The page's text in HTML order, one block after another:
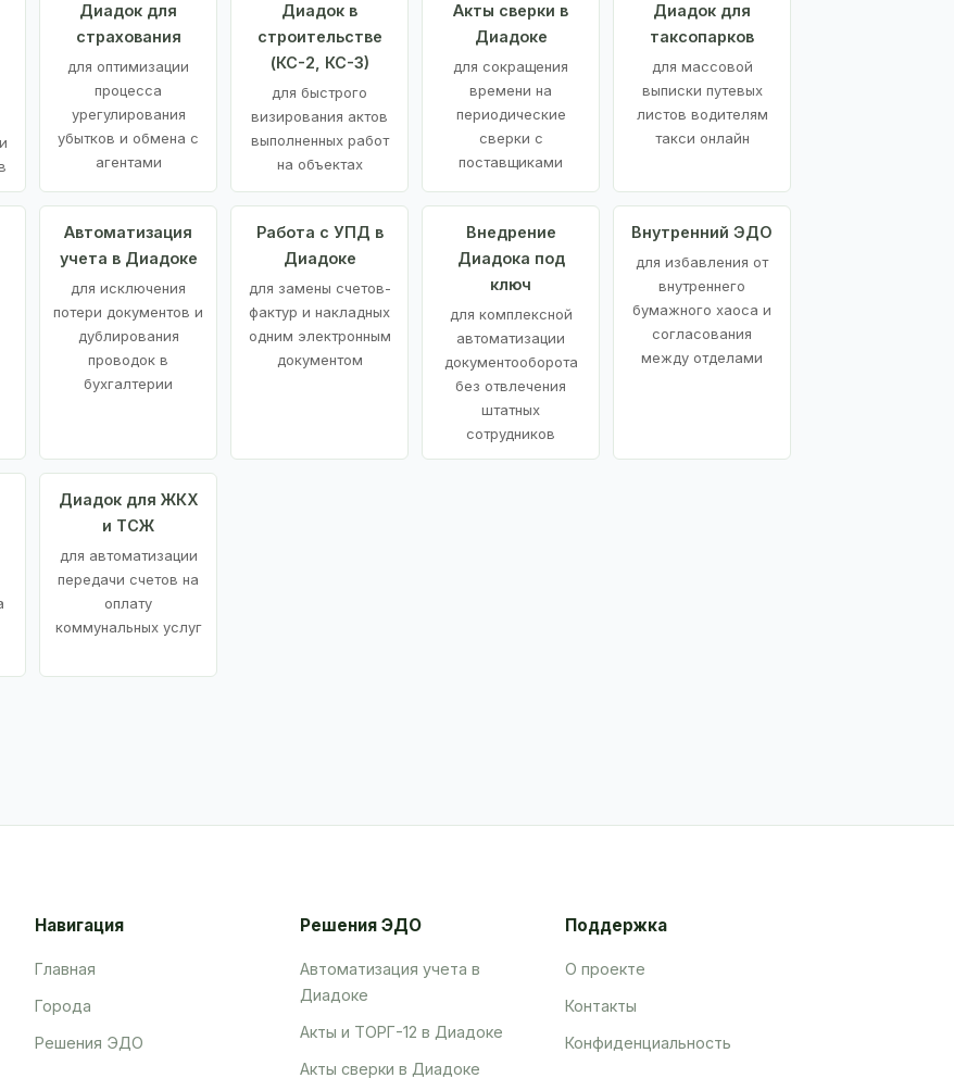
Диадок для
страхования
для оптимизации
процесса
урегулирования
убытков и обмена с
агентами
Диадок в
строительстве
(КС-2, КС-3)
для быстрого
визирования актов
выполненных работ
на объектах
Акты сверки в
Диадоке
для сокращения
времени на
периодические
сверки с
поставщиками
Диадок для
таксопарков
для массовой
выписки путевых
листов водителям
такси онлайн
Автоматизация
учета в Диадоке
для исключения
потери документов и
дублирования
проводок в
бухгалтерии
Работа с УПД в
Диадоке
для замены счетов-
фактур и накладных
одним электронным
документом
Внедрение
Диадока под
ключ
для комплексной
автоматизации
документооборота
без отвлечения
штатных
сотрудников
Внутренний ЭДО
для избавления от
внутреннего
бумажного хаоса и
согласования
между отделами
Диадок для ЖКХ
и ТСЖ
для автоматизации
передачи счетов на
оплату
коммунальных услуг
Навигация
Главная
Города
Решения ЭДО
Решения ЭДО
Автоматизация учета в
Диадоке
Акты и ТОРГ-12 в Диадоке
Акты сверки в Диадоке
Поддержка
О проекте
Контакты
Конфиденциальность